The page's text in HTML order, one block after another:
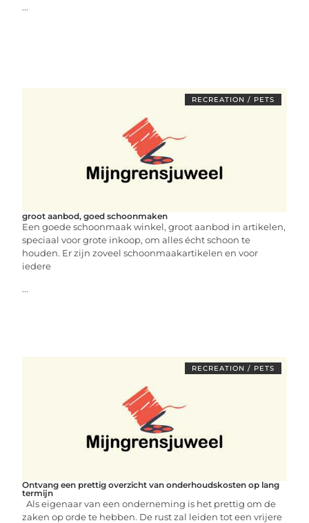
...
RECREATION / PETS
groot aanbod, goed schoonmaken
Een goede schoonmaak winkel, groot aanbod in artikelen,
speciaal voor grote inkoop, om alles écht schoon te
houden. Er zijn zoveel schoonmaakartikelen en voor
iedere
...
RECREATION / PETS
Ontvang een prettig overzicht van onderhoudskosten op lang
termijn
Als eigenaar van een onderneming is het prettig om de
zaken op orde te hebben. De rust zal leiden tot een vrijere